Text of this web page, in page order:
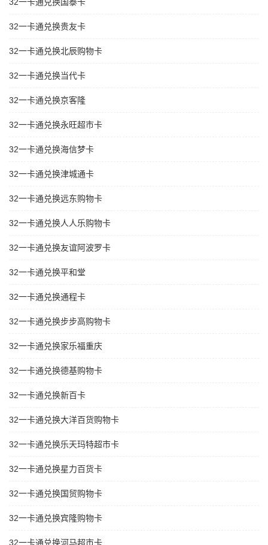
32一卡通兑换贵友卡
32一卡通兑换北辰购物卡
32一卡通兑换当代卡
32一卡通兑换京客隆
32一卡通兑换永旺超市卡
32一卡通兑换海信梦卡
32一卡通兑换津城通卡
32一卡通兑换远东购物卡
32一卡通兑换人人乐购物卡
32一卡通兑换友谊阿波罗卡
32一卡通兑换平和堂
32一卡通兑换通程卡
32一卡通兑换步步高购物卡
32一卡通兑换家乐福重庆
32一卡通兑换德基购物卡
32一卡通兑换新百卡
32一卡通兑换大洋百货购物卡
32一卡通兑换乐天玛特超市卡
32一卡通兑换星力百货卡
32一卡通兑换国贸购物卡
32一卡通兑换宾隆购物卡
32一卡通兑换河马超市卡